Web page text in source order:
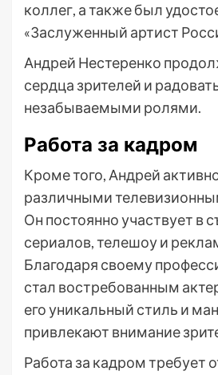
коллег, а также был
«Заслуженный артист
Андрей Нестеренко
сердца зрителей и
незабываемыми ролями.
Работа за кадром
Кроме того, Андрей
различными
Он постоянно участвует в
сериалов, телешоу и
Благодаря своему
стал востребованным
его уникальный стиль и
привлекают внимание
Работа за кадром требует